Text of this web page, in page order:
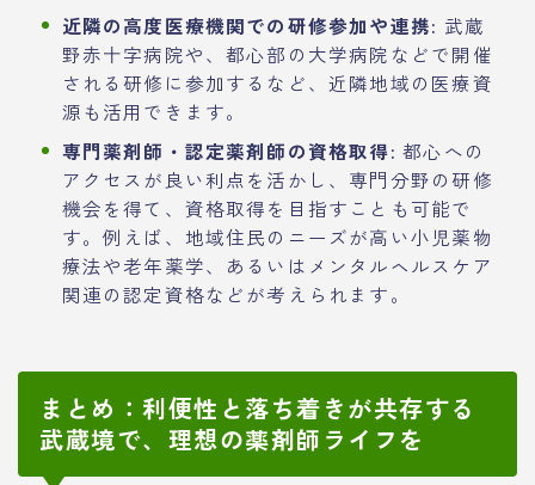
近隣の高度医療機関での研修参加や連携: 武蔵
野赤十字病院や、都心部の大学病院などで開催
される研修に参加するなど、近隣地域の医療資
源も活用できます。
専門薬剤師・認定薬剤師の資格取得: 都心への
アクセスが良い利点を活かし、専門分野の研修
機会を得て、資格取得を目指すことも可能で
す。例えば、地域住民のニーズが高い小児薬物
療法や老年薬学、あるいはメンタルヘルスケア
関連の認定資格などが考えられます。
まとめ：利便性と落ち着きが共存する
武蔵境で、理想の薬剤師ライフを